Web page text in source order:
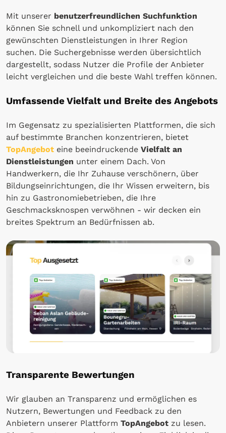
Mit unserer benutzerfreundlichen Suchfunktion
können Sie schnell und unkompliziert nach den
gewünschten Dienstleistungen in Ihrer Region
suchen. Die Suchergebnisse werden übersichtlich
dargestellt, sodass Nutzer die Profile der Anbieter
leicht vergleichen und die beste Wahl treffen können.
Umfassende Vielfalt und Breite des Angebots
Im Gegensatz zu spezialisierten Plattformen, die sich
auf bestimmte Branchen konzentrieren, bietet
TopAngebot eine beeindruckende Vielfalt an
Dienstleistungen unter einem Dach. Von
Handwerkern, die Ihr Zuhause verschönern, über
Bildungseinrichtungen, die Ihr Wissen erweitern, bis
hin zu Gastronomiebetrieben, die Ihre
Geschmacksknospen verwöhnen - wir decken ein
breites Spektrum an Bedürfnissen ab.
Transparente Bewertungen
Wir glauben an Transparenz und ermöglichen es
Nutzern, Bewertungen und Feedback zu den
Anbietern unserer Plattform TopAngebot zu lesen.